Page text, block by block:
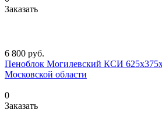
Заказать
6 800 руб.
Пеноблок Могилевский КСИ
Московской области
0
Заказать